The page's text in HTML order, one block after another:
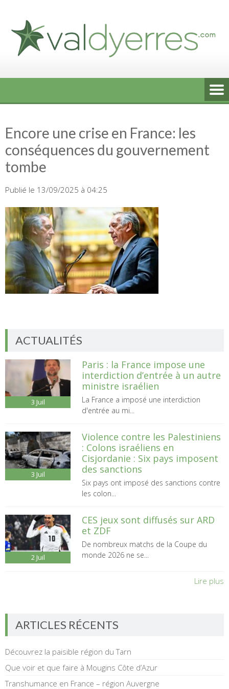
content
Encore une crise en France: les
conséquences du gouvernement
tombe
Publié le 13/09/2025 à 04:25
ACTUALITÉS
3 Juil
Paris : la France impose une
interdiction d’entrée à un autre
ministre israélien
La France a imposé une interdiction
d'entrée au mi...
3 Juil
Violence contre les Palestiniens
: Colons israéliens en
Cisjordanie : Six pays imposent
des sanctions
Six pays ont imposé des sanctions contre
les colon...
2 Juil
CES jeux sont diffusés sur ARD
et ZDF
De nombreux matchs de la Coupe du
monde 2026 ne se...
Lire plus
ARTICLES RÉCENTS
Découvrez la paisible région du Tarn
Que voir et que faire à Mougins Côte d’Azur
Transhumance en France – région Auvergne